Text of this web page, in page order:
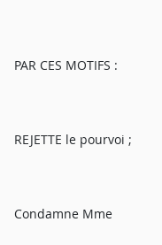
PAR CES MOTIFS :
REJETTE le pourvoi ;
Condamne Mme